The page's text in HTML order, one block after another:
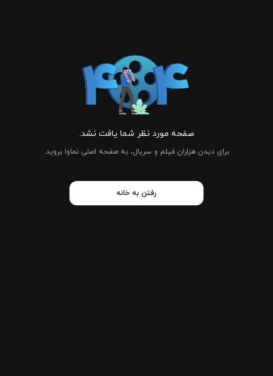
صفحه مورد نظر شما یافت نشد.
برای دیدن هزاران فیلم و سریال، به صفحه اصلی نماوا بروید.
رفتن به خانه